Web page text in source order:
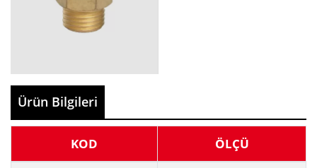
Ürün Bilgileri
KOD ÖLÇÜ